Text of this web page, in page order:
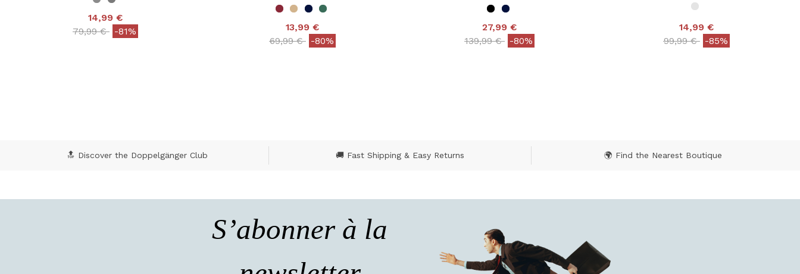
14,99 €
Price reduced from
79,99 €to-81%
13,99 €
Price reduced from
69,99 €to-80%
27,99 €
Price reduced from
139,99 €to-80%
14,99 €
Price reduced from
99,99 €to-85%
🔝 Discover the Doppelgänger Club 🚚 Fast Shipping & Easy Returns 🌍 Find the Nearest Boutique
S’abonner à la